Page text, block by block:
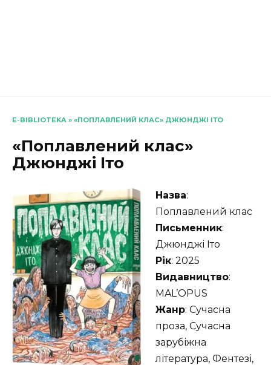
E-BIBLIOTEKA » «ПОПЛАВЛЕНИЙ КЛАС» ДЖЮНДЖІ ІТО
«Поплавлений клас»
Джюнджі Іто
Назва:
Поплавлений клас
Письменник:
Джюнджі Іто
Рік: 2025
Видавництво:
MAL’OPUS
Жанр: Сучасна
проза, Сучасна
зарубіжна
література, Фентезі,